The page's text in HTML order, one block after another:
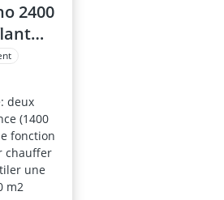
2400
deux
(1400
fonction
chauffer
une
m2